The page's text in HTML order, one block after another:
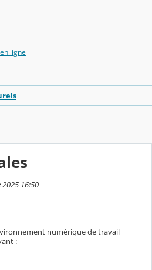
ligne
16:50
numérique de travail
: